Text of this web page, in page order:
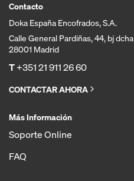
Contacto
Doka España Encofrados, S.A.
Calle General Pardiñas, 44, bj dcha
28001 Madrid
T+351 21 911 26 60
CONTACTAR AHORA
Más Información
Soporte Online
FAQ